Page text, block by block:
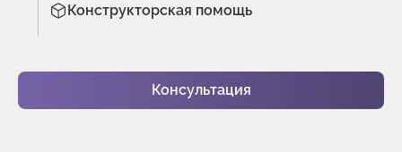
Конструкторская помощь
Консультация